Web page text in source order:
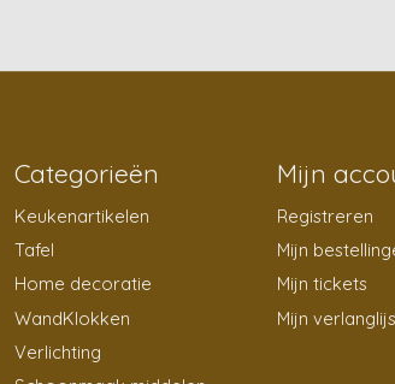
Categorieën
Keukenartikelen
Tafel
Home decoratie
WandKlokken
Verlichting
Mijn
Registreren
Mijn
Mijn tickets
Mijn